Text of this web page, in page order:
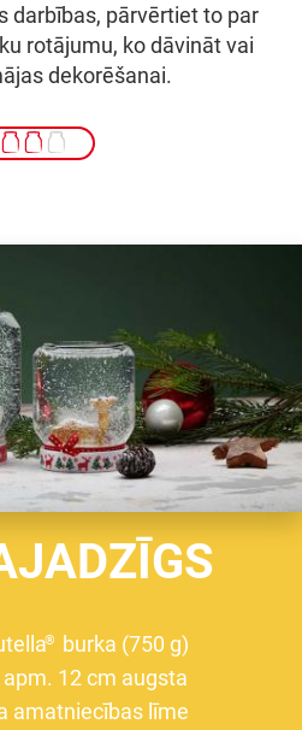
darbības, pārvērtiet to par
rotājumu, ko dāvināt vai
dekorēšanai.
®
burka (750 g)
12 cm augsta
amatniecības līme